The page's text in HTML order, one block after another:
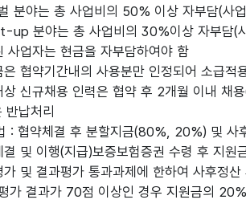
야는 총 사업비의 50% 이상 자부담(사
분야는 총 사업비의 30%이상 자부담(
업자는 현금을 자부담하여야 함
협약기간내의 사용분만 인정되어 소급적
신규채용 인력은 협약 후 2개월 이내 채
납처리
: 협약체결 후 분할지금(80%, 20%) 및 사
및 이행(지급)보증보험증권 수령 후 지원
및 결과평가 통과과제에 한하여 사후정산
결과가 70점 이상인 경우 지원금의